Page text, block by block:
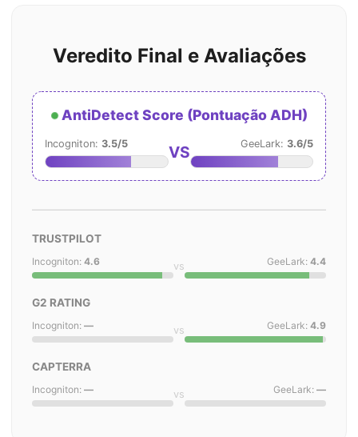
Veredito Final e Avaliações
AntiDetect Score (Pontuação ADH)
Incogniton: 3.5/5 VS GeeLark: 3.6/5
TRUSTPILOT
Incogniton: 4.6 vs GeeLark: 4.4
G2 RATING
Incogniton: — vs GeeLark: 4.9
CAPTERRA
Incogniton: — vs GeeLark: —